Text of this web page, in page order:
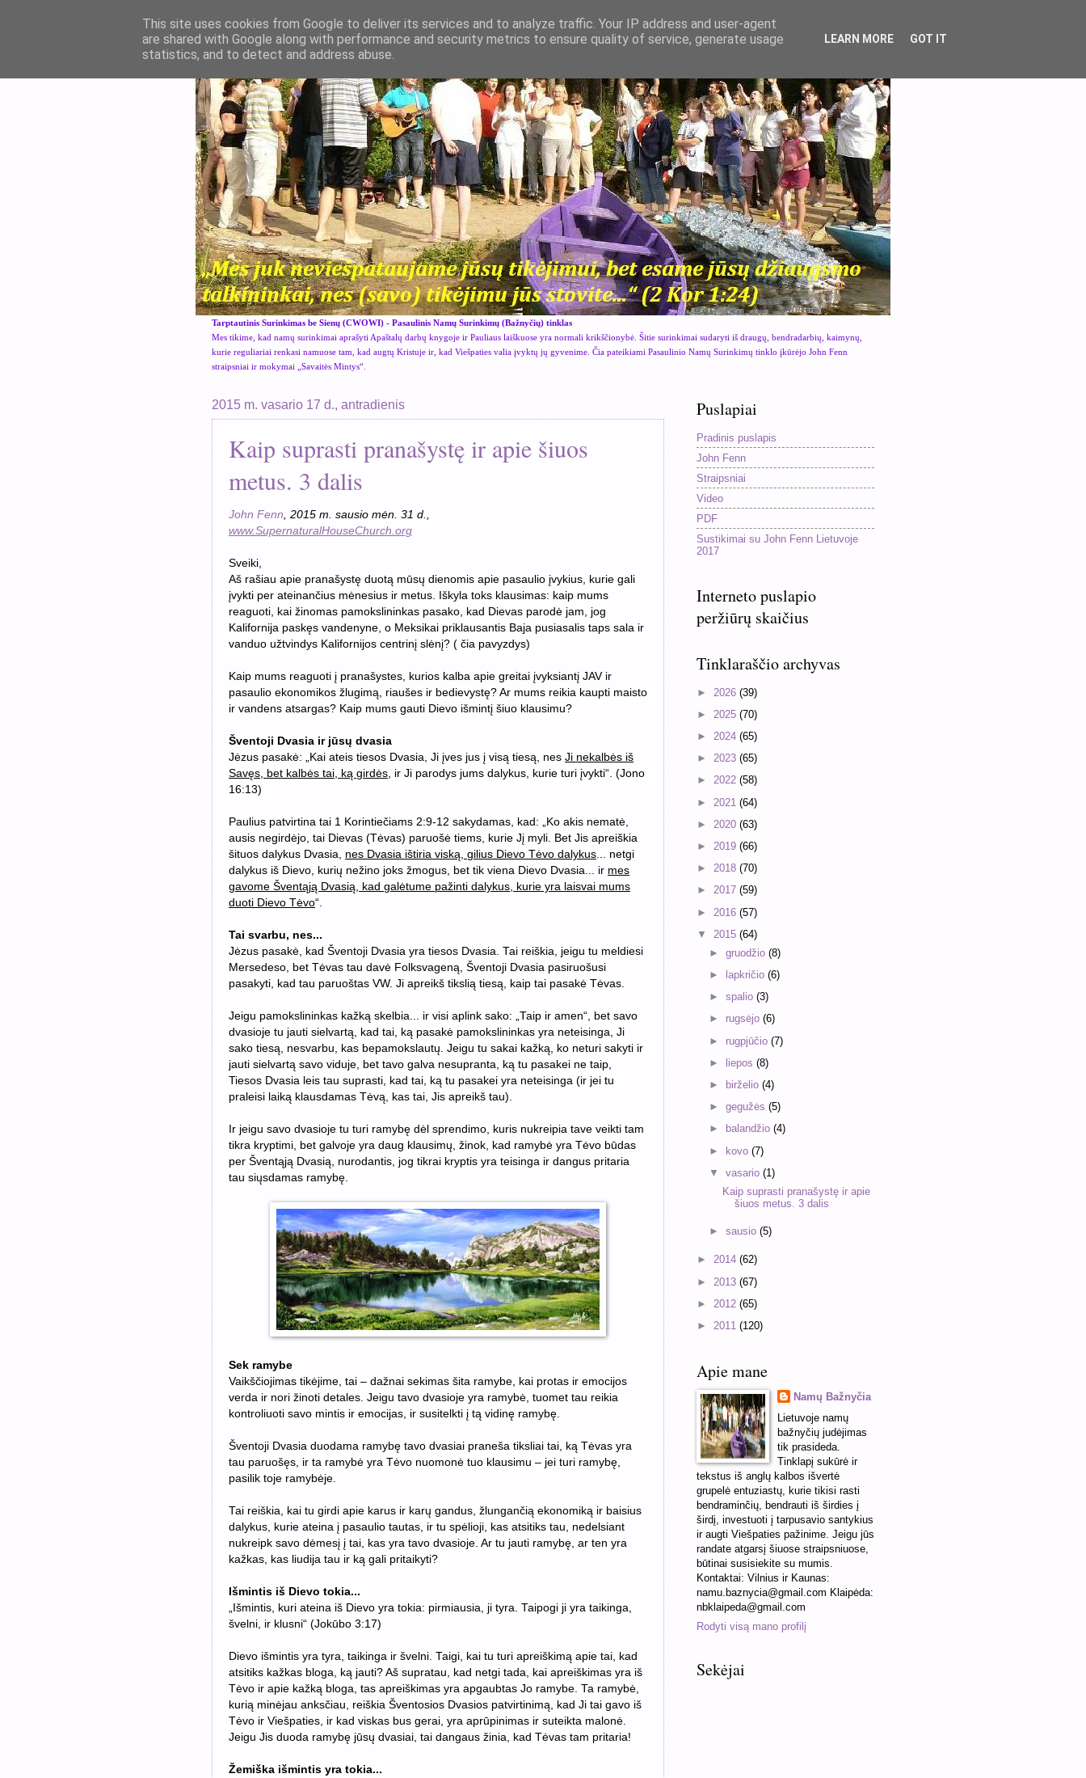
Tarptautinis Surinkimas be Sienų (CWOWI) - Pasaulinis Namų Surinkimų (Bažnyčių) tinklas
Mes tikime, kad namų surinkimai aprašyti Apaštalų darbų knygoje ir Pauliaus laiškuose yra normali krikščionybė. Šitie surinkimai sudaryti iš draugų, bendradarbių, kaimynų,
kurie reguliariai renkasi namuose tam, kad augtų Kristuje ir, kad Viešpaties valia įvyktų jų gyvenime. Čia pateikiami Pasaulinio Namų Surinkimų tinklo įkūrėjo John Fenn
straipsniai ir mokymai „Savaitės Mintys“.
2015 m. vasario 17 d., antradienis
Kaip suprasti pranašystę ir apie šiuos
metus. 3 dalis
John Fenn , 2015 m. sausio mėn. 31 d.,
www.SupernaturalHouseChurch.org
Sveiki,
Aš rašiau apie pranašystę duotą mūsų dienomis apie pasaulio įvykius, kurie gali
įvykti per ateinančius mėnesius ir metus. Iškyla toks klausimas: kaip mums
reaguoti, kai žinomas pamokslininkas pasako, kad Dievas parodė jam, jog
Kalifornija paskęs vandenyne, o Meksikai priklausantis Baja pusiasalis taps sala ir
vanduo užtvindys Kalifornijos centrinį slėnį? ( čia pavyzdys)
Kaip mums reaguoti į pranašystes, kurios kalba apie greitai įvyksiantį JAV ir
pasaulio ekonomikos žlugimą, riaušes ir bedievystę? Ar mums reikia kaupti maisto
ir vandens atsargas? Kaip mums gauti Dievo išmintį šiuo klausimu?
Šventoji Dvasia ir jūsų dvasia
Jėzus pasakė: „Kai ateis tiesos Dvasia, Ji įves jus į visą tiesą, nes Ji nekalbės iš
Savęs, bet kalbės tai, ką girdės , ir Ji parodys jums dalykus, kurie turi įvykti“. (Jono
16:13)
Paulius patvirtina tai 1 Korintiečiams 2:9-12 sakydamas, kad: „Ko akis nematė,
ausis negirdėjo, tai Dievas (Tėvas) paruošė tiems, kurie Jį myli. Bet Jis apreiškia
šituos dalykus Dvasia, nes Dvasia ištiria viską, gilius Dievo Tėvo dalykus ... netgi
dalykus iš Dievo, kurių nežino joks žmogus, bet tik viena Dievo Dvasia... ir mes
gavome Šventąją Dvasią, kad galėtume pažinti dalykus, kurie yra laisvai mums
duoti Dievo Tėvo“.
Tai svarbu, nes...
Jėzus pasakė, kad Šventoji Dvasia yra tiesos Dvasia. Tai reiškia, jeigu tu meldiesi
Mersedeso, bet Tėvas tau davė Folksvageną, Šventoji Dvasia pasiruošusi
pasakyti, kad tau paruoštas VW. Ji apreikš tikslią tiesą, kaip tai pasakė Tėvas.
Jeigu pamokslininkas kažką skelbia... ir visi aplink sako: „Taip ir amen“, bet savo
dvasioje tu jauti sielvartą, kad tai, ką pasakė pamokslininkas yra neteisinga, Ji
sako tiesą, nesvarbu, kas bepamokslautų. Jeigu tu sakai kažką, ko neturi sakyti ir
jauti sielvartą savo viduje, bet tavo galva nesupranta, ką tu pasakei ne taip,
Tiesos Dvasia leis tau suprasti, kad tai, ką tu pasakei yra neteisinga (ir jei tu
praleisi laiką klausdamas Tėvą, kas tai, Jis apreikš tau).
Ir jeigu savo dvasioje tu turi ramybę dėl sprendimo, kuris nukreipia tave veikti tam
tikra kryptimi, bet galvoje yra daug klausimų, žinok, kad ramybė yra Tėvo būdas
per Šventąją Dvasią, nurodantis, jog tikrai kryptis yra teisinga ir dangus pritaria
tau siųsdamas ramybę.
Sek ramybe
Vaikščiojimas tikėjime, tai – dažnai sekimas šita ramybe, kai protas ir emocijos
verda ir nori žinoti detales. Jeigu tavo dvasioje yra ramybė, tuomet tau reikia
kontroliuoti savo mintis ir emocijas, ir susitelkti į tą vidinę ramybę.
Šventoji Dvasia duodama ramybę tavo dvasiai praneša tiksliai tai, ką Tėvas yra
tau paruošęs, ir ta ramybė yra Tėvo nuomonė tuo klausimu – jei turi ramybę,
pasilik toje ramybėje.
Tai reiškia, kai tu girdi apie karus ir karų gandus, žlungančią ekonomiką ir baisius
dalykus, kurie ateina į pasaulio tautas, ir tu spėlioji, kas atsitiks tau, nedelsiant
nukreipk savo dėmesį į tai, kas yra tavo dvasioje. Ar tu jauti ramybę, ar ten yra
kažkas, kas liudija tau ir ką gali pritaikyti?
Išmintis iš Dievo tokia...
„Išmintis, kuri ateina iš Dievo yra tokia: pirmiausia, ji tyra. Taipogi ji yra taikinga,
švelni, ir klusni“ (Jokūbo 3:17)
Dievo išmintis yra tyra, taikinga ir švelni. Taigi, kai tu turi apreiškimą apie tai, kad
atsitiks kažkas bloga, ką jauti? Aš supratau, kad netgi tada, kai apreiškimas yra iš
Tėvo ir apie kažką bloga, tas apreiškimas yra apgaubtas Jo ramybe. Ta ramybė,
kurią minėjau anksčiau, reiškia Šventosios Dvasios patvirtinimą, kad Ji tai gavo iš
Tėvo ir Viešpaties, ir kad viskas bus gerai, yra aprūpinimas ir suteikta malonė.
Jeigu Jis duoda ramybę jūsų dvasiai, tai dangaus žinia, kad Tėvas tam pritaria!
Žemiška išmintis yra tokia...
Puslapiai
Pradinis puslapis
John Fenn
Straipsniai
Video
PDF
Sustikimai su John Fenn Lietuvoje
2017
Interneto puslapio
peržiūrų skaičius
Tinklaraščio archyvas
► 2026 (39)
► 2025 (70)
► 2024 (65)
► 2023 (65)
► 2022 (58)
► 2021 (64)
► 2020 (63)
► 2019 (66)
► 2018 (70)
► 2017 (59)
► 2016 (57)
▼ 2015 (64)
►gruodžio(8)
►
lapkričio(6)
►spalio(3)
► rugsėjo(6)
► rugpjūčio(7)
► liepos(8)
►
birželio(4)
►gegužės(5)
►
balandžio(4)
► kovo(7)
▼vasario(1)
Kaip suprasti pranašystę ir apie
šiuos metus. 3 dalis
►sausio(5)
► 2014 (62)
► 2013 (67)
► 2012 (65)
► 2011 (120)
Apie mane
Namų Bažnyčia
Lietuvoje namų
bažnyčių judėjimas
tik prasideda.
Tinklapį sukūrė ir
tekstus iš anglų kalbos išvertė
grupelė entuziastų, kurie tikisi rasti
bendraminčių, bendrauti iš širdies į
širdį, investuoti į tarpusavio santykius
ir augti Viešpaties pažinime. Jeigu jūs
randate atgarsį šiuose straipsniuose,
būtinai susisiekite su mumis.
Kontaktai: Vilnius ir Kaunas:
namu.baznycia@gmail.com Klaipėda:
nbklaipeda@gmail.com
Rodyti visą mano profilį
Sekėjai
This site uses cookies from Google to deliver its services and to analyze traffic. Your IP address and user-agent
are shared with Google along with performance and security metrics to ensure quality of service, generate usage
statistics, and to detect and address abuse.
LEARN MORE GOT IT